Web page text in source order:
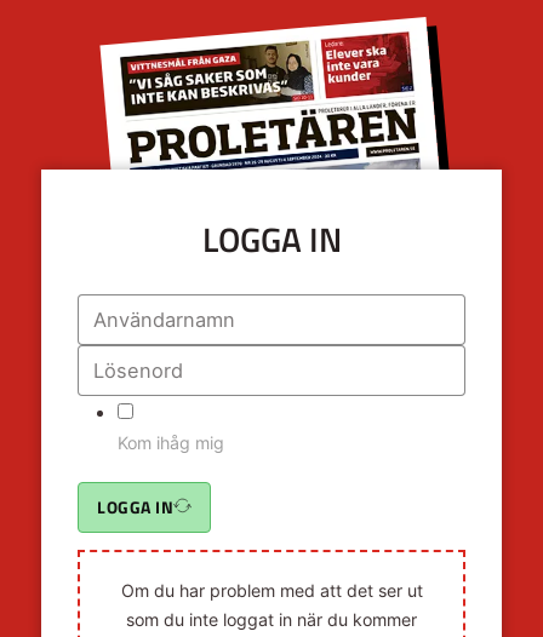
LOGGA IN
Kom ihåg mig
LOGGA IN
Om du har problem med att det ser ut
som du inte loggat in när du kommer